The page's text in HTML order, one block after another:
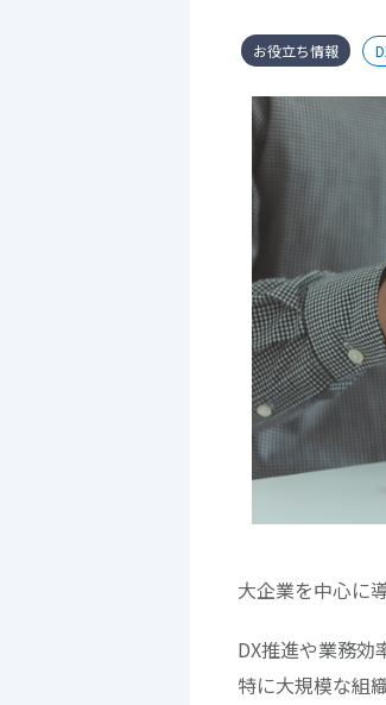
お役立ち情報
大企業を中心に
DX推進や業務効
特に大規模な組